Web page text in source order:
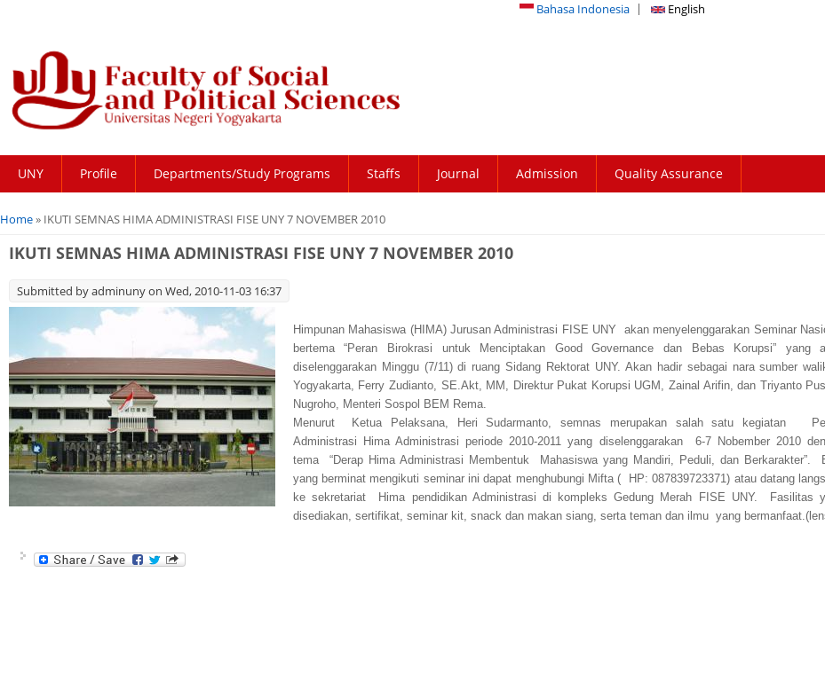
Bahasa Indonesia English
UNY Profile Departments/Study Programs Staffs Journal Admission Quality Assurance
You are here
Home» IKUTI SEMNAS HIMA ADMINISTRASI FISE UNY 7 NOVEMBER 2010
IKUTI SEMNAS HIMA ADMINISTRASI FISE UNY 7 NOVEMBER 2010
Submitted byadminunyon Wed, 2010-11-03 16:37
Himpunan Mahasiswa (HIMA) Jurusan Administrasi FISE UNY akan menyelenggarakan Seminar
bertema “Peran Birokrasi untuk Menciptakan Good Governance dan Bebas Korupsi” yang
diselenggarakan Minggu (7/11) di ruang Sidang Rektorat UNY. Akan hadir sebagai nara sumber
Yogyakarta, Ferry Zudianto, SE.Akt, MM, Direktur Pukat Korupsi UGM, Zainal Arifin, dan Triyanto
Nugroho, Menteri Sospol BEM Rema.
Menurut Ketua Pelaksana, Heri Sudarmanto, semnas merupakan salah satu kegiatan
Administrasi Hima Administrasi periode 2010-2011 yang diselenggarakan 6-7 Nobember 2010
tema “Derap Hima Administrasi Membentuk Mahasiswa yang Mandiri, Peduli, dan Berkarakter”.
yang berminat mengikuti seminar ini dapat menghubungi Mifta ( HP: 087839723371) atau datang
ke sekretariat Hima pendidikan Administrasi di kompleks Gedung Merah FISE UNY. Fasilitas
disediakan, sertifikat, seminar kit, snack dan makan siang, serta teman dan ilmu yang